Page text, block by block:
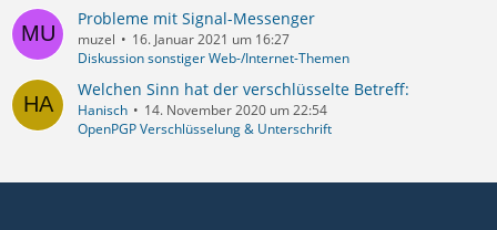
Probleme mit Signal-Messenger
muzel
16. Januar 2021 um 16:27
Diskussion sonstiger Web-/Internet-Themen
Welchen Sinn hat der verschlüsselte Betreff:
Hanisch
14. November 2020 um 22:54
OpenPGP Verschlüsselung & Unterschrift